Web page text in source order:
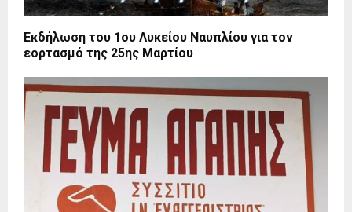
Εκδήλωση του 1ου Λυκείου Ναυπλίου για τον
εορτασμό της 25ης Μαρτίου